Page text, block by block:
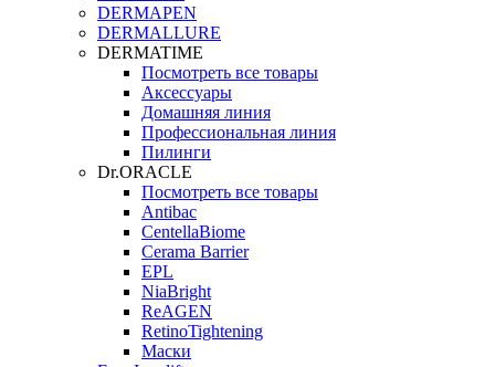
DERMAPEN
DERMALLURE
DERMATIME
Посмотреть все товары
Аксессуары
Домашняя линия
Профессиональная линия
Пилинги
Dr.ORACLE
Посмотреть все товары
Antibac
CentellaBiome
Cerama Barrier
EPL
NiaBright
ReAGEN
RetinoTightening
Маски